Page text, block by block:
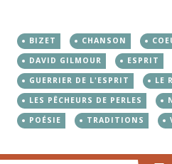
BIZET CHANSON
DAVID GILMOUR
ESPRIT
GUERRIER DE L'ESPRIT
LE
LES PÊCHEURS DE PERLES
POÉSIE
TRADITIONS